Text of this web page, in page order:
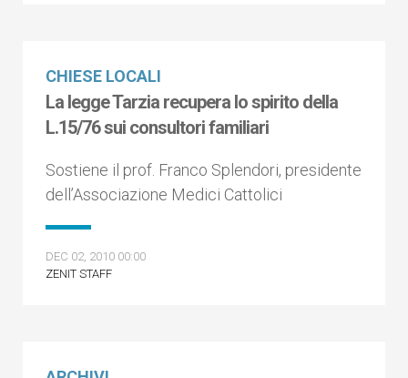
CHIESE LOCALI
La legge Tarzia recupera lo spirito della
L.15/76 sui consultori familiari
Sostiene il prof. Franco Splendori, presidente
dell’Associazione Medici Cattolici
DEC 02, 2010 00:00
ZENIT STAFF